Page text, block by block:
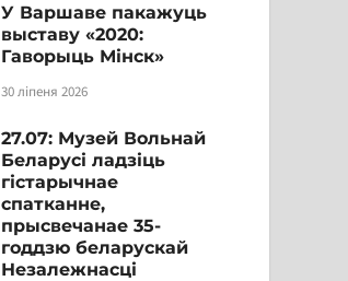
У Варшаве пакажуць
выставу «2020:
Гаворыць Мінск»
30 ліпеня 2026
27.07: Музей Вольнай
Беларусі ладзіць
гістарычнае
спатканне,
прысвечанае 35-
годдзю беларускай
Незалежнасці